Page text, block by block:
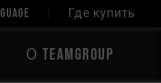
Где купить
О TEAMGROUP